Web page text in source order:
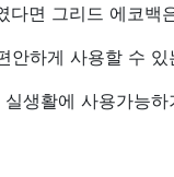
다면 그리드 에코
안하게 사용할 수
생활에 사용가능